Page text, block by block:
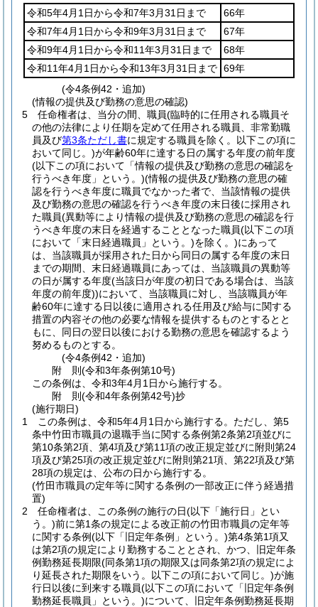
令和5年4月1日から令和7年3月31日まで
66年
令和7年4月1日から令和9年3月31日まで
67年
令和9年4月1日から令和11年3月31日まで
68年
令和11年4月1日から令和13年3月31日まで 69年
(令4条例42・追加)
(情報の提供及び勤務の意思の確認)
5
任命権者は、当分の間、職員(臨時的に任用される職員そ
の他の法律により任期を定めて任用される職員、非常勤職
員及び第3条ただし書に規定する職員を除く。以下この項に
おいて同じ。)が年齢60年に達する日の属する年度の前年度
(以下この項において「情報の提供及び勤務の意思の確認を
行うべき年度」という。)(情報の提供及び勤務の意思の確
認を行うべき年度に職員でなかった者で、当該情報の提供
及び勤務の意思の確認を行うべき年度の末日後に採用され
た職員(異動等により情報の提供及び勤務の意思の確認を行
うべき年度の末日を経過することとなった職員(以下この項
において「末日経過職員」という。)を除く。)にあって
は、当該職員が採用された日から同日の属する年度の末日
までの期間、末日経過職員にあっては、当該職員の異動等
の日が属する年度(当該日が年度の初日である場合は、当該
年度の前年度))において、当該職員に対し、当該職員が年
齢60年に達する日以後に適用される任用及び給与に関する
措置の内容その他の必要な情報を提供するものとするとと
もに、同日の翌日以後における勤務の意思を確認するよう
努めるものとする。
(令4条例42・追加)
附 則(令和3年条例第10号)
この条例は、令和3年4月1日から施行する。
附 則(令和4年条例第42号)抄
(施行期日)
1
この条例は、令和5年4月1日から施行する。 ただし、第5
条中竹田市職員の退職手当に関する条例第2条第2項並びに
第10条第2項、第4項及び第11項の改正規定並びに附則第24
項及び第25項の改正規定並びに附則第21項、第22項及び第
28項の規定は、公布の日から施行する。
(竹田市職員の定年等に関する条例の一部改正に伴う経過措
置)
2
任命権者は、この条例の施行の日(以下「施行日」とい
う。)前に第1条の規定による改正前の竹田市職員の定年等
に関する条例(以下「旧定年条例」という。)第4条第1項又
は第2項の規定により勤務することとされ、かつ、旧定年条
例勤務延長期限(同条第1項の期限又は同条第2項の規定によ
り延長された期限をいう。以下この項において同じ。)が施
行日以後に到来する職員(以下この項において「旧定年条例
勤務延長職員」という。)について、旧定年条例勤務延長期